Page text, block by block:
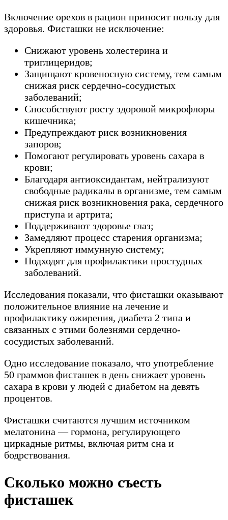
Включение орехов в рацион приносит пользу для
здоровья. Фисташки не исключение:
Снижают уровень холестерина и
триглицеридов;
Защищают кровеносную систему, тем самым
снижая риск сердечно-сосудистых
заболеваний;
Способствуют росту здоровой микрофлоры
кишечника;
Предупреждают риск возникновения
запоров;
Помогают регулировать уровень сахара в
крови;
Благодаря антиоксидантам, нейтрализуют
свободные радикалы в организме, тем самым
снижая риск возникновения рака, сердечного
приступа и артрита;
Поддерживают здоровье глаз;
Замедляют процесс старения организма;
Укрепляют иммунную систему;
Подходят для профилактики простудных
заболеваний.
Исследования показали, что фисташки оказывают
положительное влияние на лечение и
профилактику ожирения, диабета 2 типа и
связанных с этими болезнями сердечно-
сосудистых заболеваний.
Одно исследование показало, что употребление
50 граммов фисташек в день снижает уровень
сахара в крови у людей с диабетом на девять
процентов.
Фисташки считаются лучшим источником
мелатонина — гормона, регулирующего
циркадные ритмы, включая ритм сна и
бодрствования.
Сколько можно съесть
фисташек